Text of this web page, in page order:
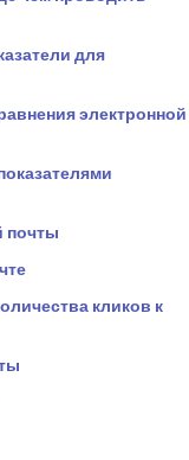
для
электронной
почты
кликов к